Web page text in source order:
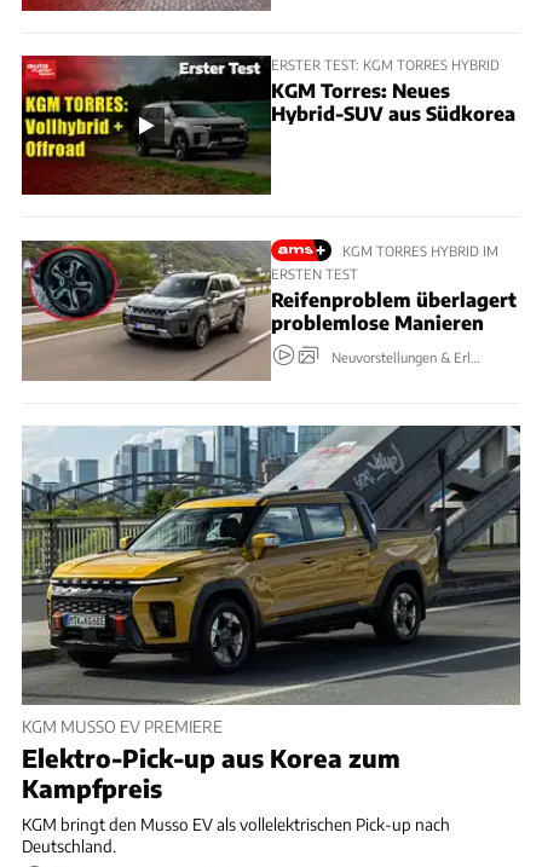
ERSTER TEST: KGM TORRES HYBRID
KGM Torres: Neues
Hybrid-SUV aus Südkorea
KGM TORRES HYBRID IM
ERSTEN TEST
Reifenproblem überlagert
problemlose Manieren
Neuvorstellungen & Erlkönige
KGM MUSSO EV PREMIERE
Elektro-Pick-up aus Korea zum
Kampfpreis
KGM bringt den Musso EV als vollelektrischen Pick-up nach
Deutschland.